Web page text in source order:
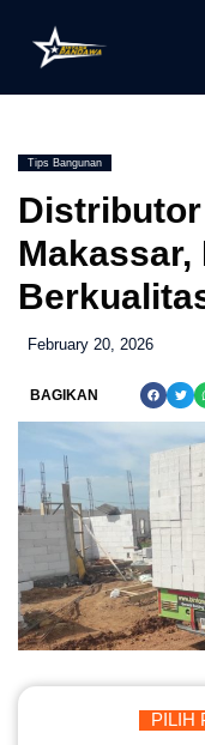
content
Tips Bangunan
Makassar,
February 20, 2026
BAGIKAN
PILIH